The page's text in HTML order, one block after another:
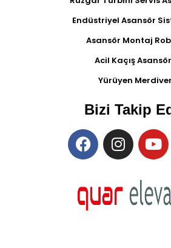
Endüstriyel Asansör
Asansör Montaj
Acil Kaçış
Yürüyen
Bizi Takip